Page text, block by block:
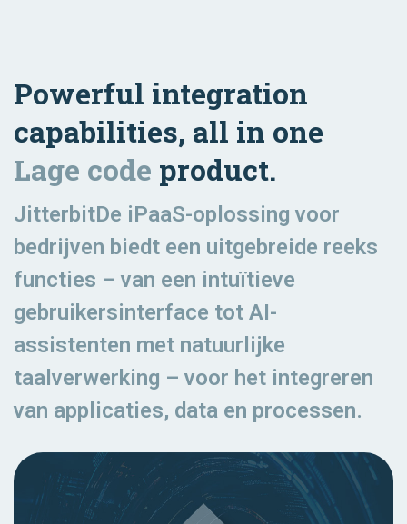
Powerful integration
capabilities, all in one
Lage code product.
JitterbitDe iPaaS-oplossing voor
bedrijven biedt een uitgebreide reeks
functies – van een intuïtieve
gebruikersinterface tot AI-
assistenten met natuurlijke
taalverwerking – voor het integreren
van applicaties, data en processen.